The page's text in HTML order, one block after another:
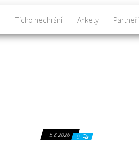
Ticho nechrání Ankety Partneři
5.8.2026 0